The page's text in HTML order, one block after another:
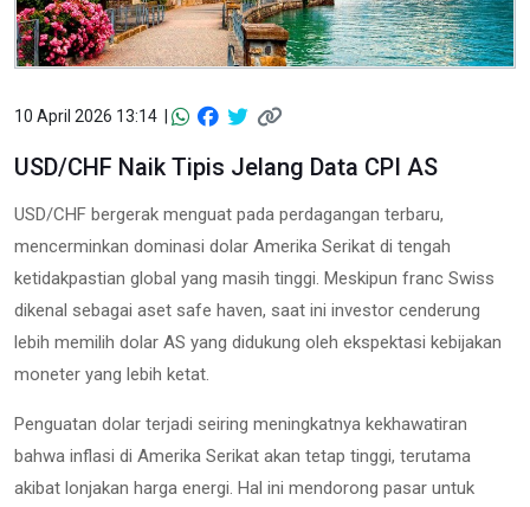
10 April 2026 13:14 |
USD/CHF Naik Tipis Jelang Data CPI AS
USD/CHF bergerak menguat pada perdagangan terbaru,
mencerminkan dominasi dolar Amerika Serikat di tengah
ketidakpastian global yang masih tinggi. Meskipun franc Swiss
dikenal sebagai aset safe haven, saat ini investor cenderung
lebih memilih dolar AS yang didukung oleh ekspektasi kebijakan
moneter yang lebih ketat.
Penguatan dolar terjadi seiring meningkatnya kekhawatiran
bahwa inflasi di Amerika Serikat akan tetap tinggi, terutama
akibat lonjakan harga energi. Hal ini mendorong pasar untuk